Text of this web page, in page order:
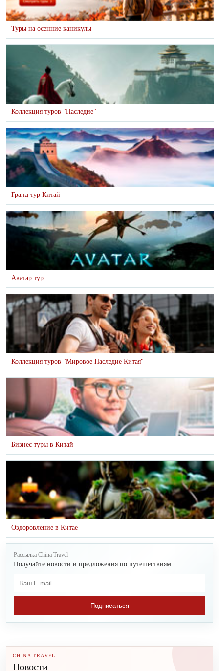
Туры на осенние каникулы
Коллекция туров "Наследие"
Гранд тур Китай
Аватар тур
Коллекция туров "Мировое Наследие Китая"
Бизнес туры в Китай
Оздоровление в Китае
Рассылка China Travel
Получайте новости и предложения по путешествиям
Подписаться
CHINA TRAVEL
Новости